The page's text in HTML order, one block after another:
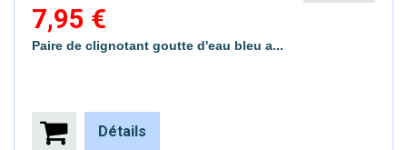
7,95 €
Paire de clignotant goutte d'eau bleu a...
Détails